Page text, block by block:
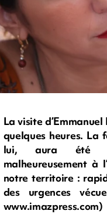
La visite
quelques heures. La
lui, aura été
malheureusement à
notre territoire :
des urgences
www.imazpress.com)